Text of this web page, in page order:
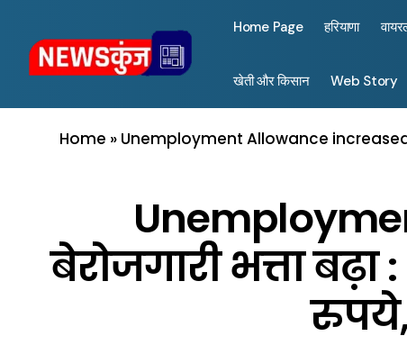
Home Page हरियाणा
खेती और किसान Web Story
Home » Unemployment Allowance increased
बेरोजगारी भत्ता